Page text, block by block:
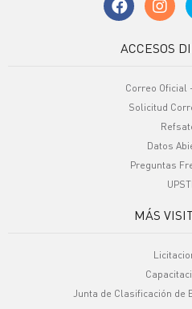
ACCESOS
Correo Oficial
Solicitud
Datos
Preguntas
UPSTI
MÁS
Junta de Clasificación de